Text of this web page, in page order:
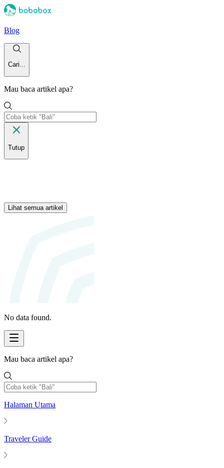
Blog
Cari...
Mau baca artikel apa?
Tutup
Lihat semua artikel
No data found.
Mau baca artikel apa?
Halaman Utama
Traveler Guide